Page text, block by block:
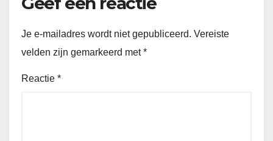
Je e-mailadres wordt niet gepubliceerd. Vereiste
velden zijn gemarkeerd met*
Reactie *